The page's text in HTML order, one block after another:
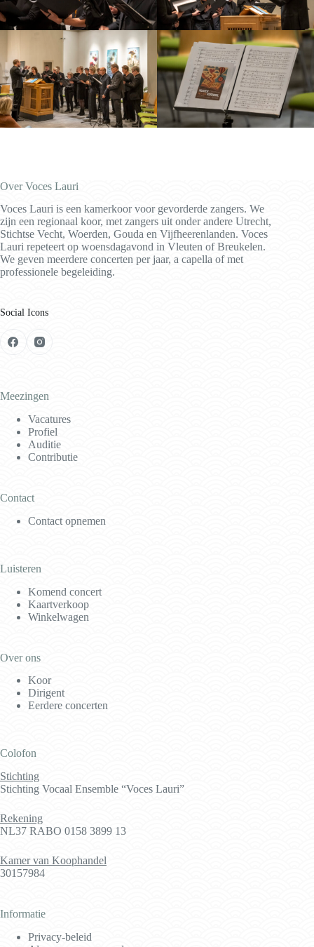
Over Voces Lauri
Voces Lauri is een kamerkoor voor gevorderde zangers. We
zijn een regionaal koor, met zangers uit onder andere Utrecht,
Stichtse Vecht, Woerden, Gouda en Vijfheerenlanden. Voces
Lauri repeteert op woensdagavond in Vleuten of Breukelen.
We geven meerdere concerten per jaar, a capella of met
professionele begeleiding.
Social Icons
Meezingen
Vacatures
Profiel
Auditie
Contributie
Contact
Contact opnemen
Luisteren
Komend concert
Kaartverkoop
Winkelwagen
Over ons
Koor
Dirigent
Eerdere concerten
Colofon
Stichting
Stichting Vocaal Ensemble “Voces Lauri”
Rekening
NL37 RABO 0158 3899 13
Kamer van Koophandel
30157984
Informatie
Privacy-beleid